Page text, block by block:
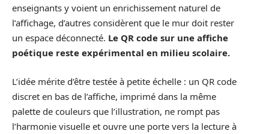
enseignants y voient un enrichissement naturel de
l’affichage, d’autres considèrent que le mur doit rester
un espace déconnecté. Le QR code sur une affiche
poétique reste expérimental en milieu scolaire.
L’idée mérite d’être testée à petite échelle : un QR code
discret en bas de l’affiche, imprimé dans la même
palette de couleurs que l’illustration, ne rompt pas
l’harmonie visuelle et ouvre une porte vers la lecture à